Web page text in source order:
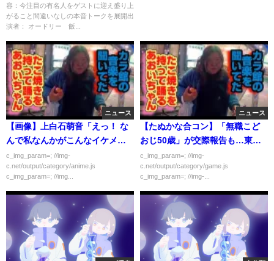
容：今注目の有名人をゲストに迎え盛り上
がること間違いなしの本音トークを展開出
演者： オードリー 飯...
ニュース
【画像】上白石萌音「えっ！ な
んで私なんかがこんなイケメン
と？」
c_img_param=; //img-
c.net/output/category/anime.js
c_img_param=; //img...
ニュース
【たぬかな合コン】「無職こど
おじ50歳」が交際報告も…東大
卒・資産家判明ｗｗｗｗｗ
c_img_param=; //img-
c.net/output/category/game.js
c_img_param=; //img-...